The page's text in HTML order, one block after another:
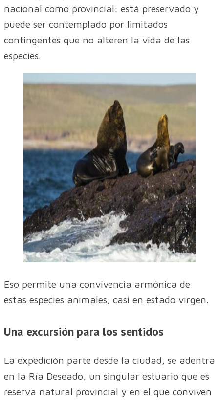
nacional como provincial: está preservado y
puede ser contemplado por limitados
contingentes que no alteren la vida de las
especies.
Eso permite una convivencia armónica de
estas especies animales, casi en estado virgen.
Una excursión para los sentidos
La expedición parte desde la ciudad, se adentra
en la Ría Deseado, un singular estuario que es
reserva natural provincial y en el que conviven